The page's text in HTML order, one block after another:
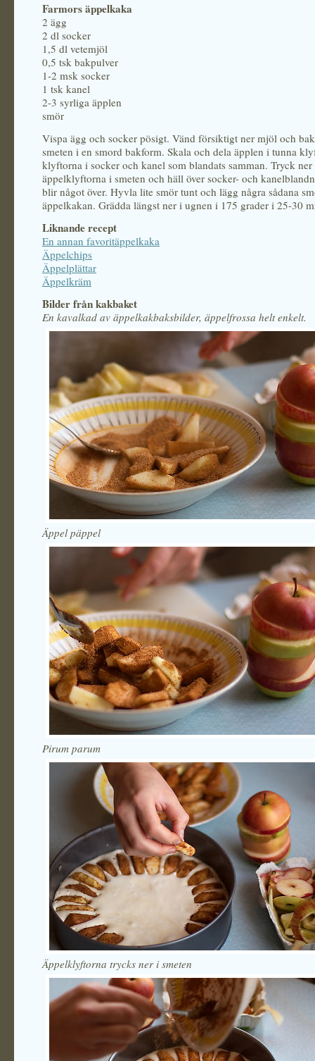
Farmors äppelkaka
2 ägg
2 dl socker
1,5 dl vetemjöl
0,5 tsk bakpulver
1-2 msk socker
1 tsk kanel
2-3 syrliga äpplen
smör
Vispa ägg och socker pösigt. Vänd försiktigt ner mjöl och
smeten i en smord bakform. Skala och dela äpplen i tunna
klyftorna i socker och kanel som blandats samman. Tryck ner
äppelklyftorna i smeten och häll över socker- och
blir något över. Hyvla lite smör tunt och lägg några sådana
äppelkakan. Grädda längst ner i ugnen i 175 grader i 25-30
Liknande recept
En annan favoritäppelkaka
Äppelchips
Äppelplättar
Äppelkräm
Bilder från kakbaket
En kavalkad av äppelkakbaksbilder, äppelfrossa helt enkelt.
Äppel päppel
Pirum parum
Äppelklyftorna trycks ner i smeten